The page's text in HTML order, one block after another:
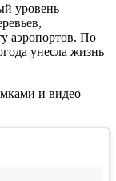
уровень
аэропортов. По
унесла жизнь
и видео